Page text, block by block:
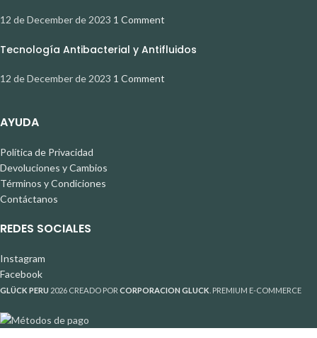
12 de December de 2023 1 Comment
Tecnología Antibacterial y Antifluidos
12 de December de 2023 1 Comment
AYUDA
Política de Privacidad
Devoluciones y Cambios
Términos y Condiciones
Contáctanos
REDES SOCIALES
Instagram
Facebook
GLÜCK PERU 2026 CREADO POR CORPORACION GLUCK . PREMIUM E-COMMERCE